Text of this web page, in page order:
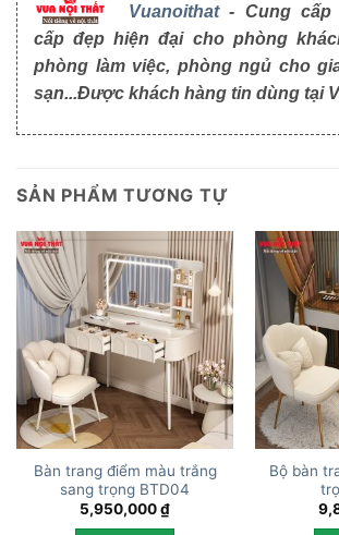
Vuanoithat- Cung cấp
cấp đẹp hiện đại cho phòng
phòng làm việc, phòng ngủ cho
sạn...Được khách hàng tin dùng tại
SẢN PHẨM TƯƠNG TỰ
Bàn trang điểm màu trắng
sang trọng BTD04
5,950,000₫
Bộ bàn